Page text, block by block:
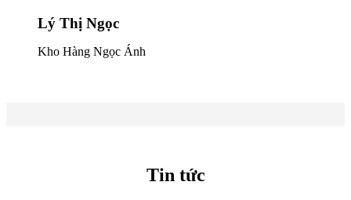
Lý Thị Ngọc
Kho Hàng Ngọc Ánh
Tin tức